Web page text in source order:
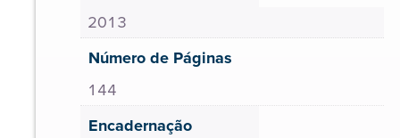
2013
Número de Páginas
144
Encadernação